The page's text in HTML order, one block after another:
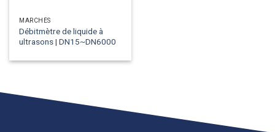
MARCHÉS
Débitmètre de liquide à
ultrasons | DN15~DN6000